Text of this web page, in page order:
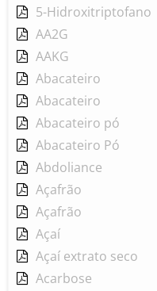
5-Hidroxitriptofano
AA2G
AAKG
Abacateiro
Abacateiro
Abacateiro pó
Abacateiro Pó
Abdoliance
Açafrão
Açafrão
Açaí
Açaí extrato seco
Acarbose